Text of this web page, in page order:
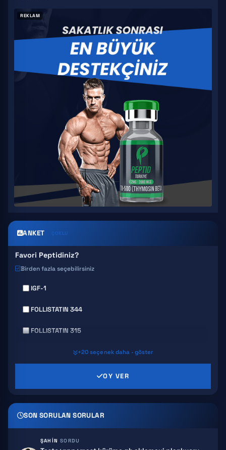
REKLAM
ANKET ÇOKLU
Favori Peptidiniz?
Birden fazla seçebilirsiniz
IGF-1
FOLLISTATIN 344
FOLLISTATIN 315
HEXARELIN
SERMORELIN
+20 seçenek daha · göster
OY VER
SON SORULAN SORULAR
ŞAHIN SORDU